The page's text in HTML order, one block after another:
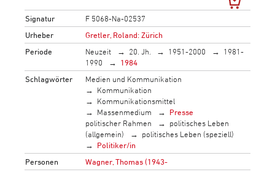
Signatur
F 5068-Na-02537
Urheber
Gretler, Roland: Zürich
Periode
Neuzeit 20. Jh. 1951-2000
1981-
1990
1984
Schlagwörter
Medien und Kommunikation
Kommunikation
Kommunikationsmittel
Massenmedium
Presse
politischer Rahmen
politisches Leben
(allgemein)
politisches Leben (speziell)
Politiker/in
Personen
Wagner, Thomas (1943-